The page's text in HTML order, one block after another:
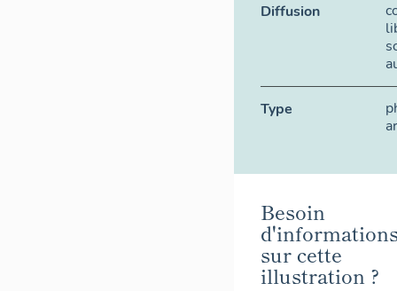
Diffusion
Type
Besoin
sur cette
illustration ?